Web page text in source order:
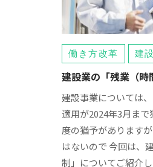
働き方改革 建
建設業の「残業（時
建設事業については
適用が2024年3月ま
度の猶予があります
はないので 今回は、
制」についてご紹介し